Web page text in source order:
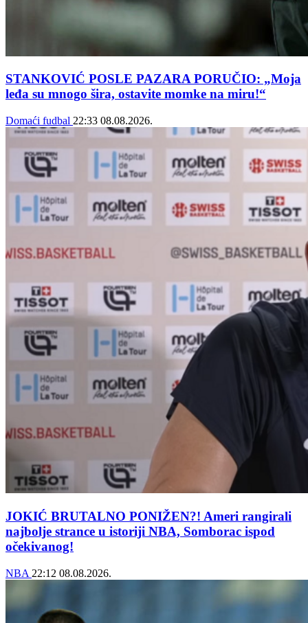
STANKOVIĆ POSLE PAZARA PORUČIO: „Moja
leđa su mnogo šira, ostavite momke na miru!“
Domaći fudbal 22:33 08.08.2026.
JOKIĆ BRUTALNO PONIŽEN?! Ameri rangirali
najbolje strance u istoriji NBA, Somborac ispod
očekivanog!
NBA 22:12 08.08.2026.